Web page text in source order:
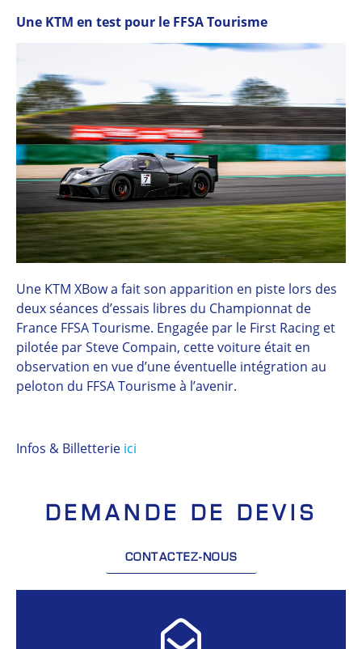
Une KTM en test pour le FFSA Tourisme
Une KTM XBow a fait son apparition en piste lors des
deux séances d’essais libres du Championnat de
France FFSA Tourisme. Engagée par le First Racing et
pilotée par Steve Compain, cette voiture était en
observation en vue d’une éventuelle intégration au
peloton du FFSA Tourisme à l’avenir.
Infos & Billetterie ici
DEMANDE DE DEVIS
CONTACTEZ-NOUS